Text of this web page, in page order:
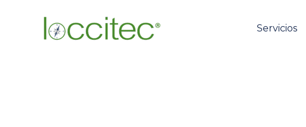
contenido
Servicios